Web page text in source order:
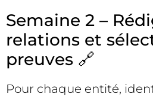
Semaine 2 –
relations et
preuves 🔗
Pour chaque entité,